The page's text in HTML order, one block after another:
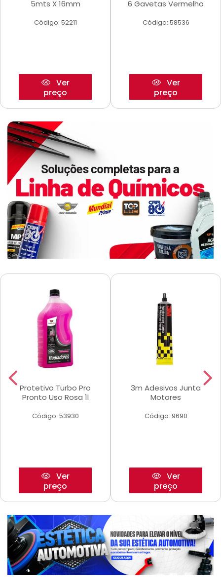
5mts X 16mm
Código: 52211
Ver
preço
6 Gavetas Vermelho
Código: 58536
Ver
preço
Protetivo Turbo Pro
Pronto Uso Rosa 1l
Código: 53930
Ver
preço
3m Adesivos Junta
Motores
Código: 9690
Ver
preço